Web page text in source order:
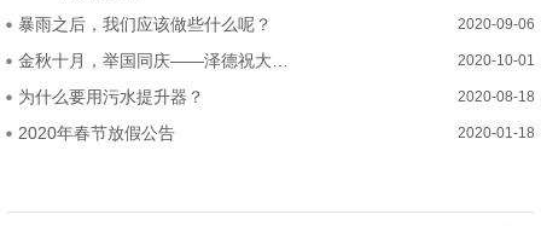
暴雨之后，我们应该做些什么呢？ 2020-09-06
金秋十月，举国同庆——泽德祝大家2020年中秋国庆节快乐 2020-10-01
为什么要用污水提升器？ 2020-08-18
2020年春节放假公告 2020-01-18